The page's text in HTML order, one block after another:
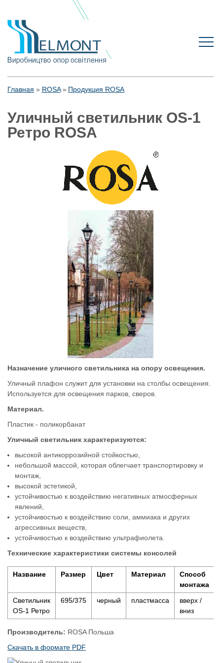
Главная ROSA Продукция ROSA
Уличный светильник OS-1
Ретро ROSA
Назначение уличного светильника на опору освещения.
Уличный плафон служит для установки на столбы освещения.
Используется для освещения парков, сверов.
Материал.
Пластик - поликорбанат
Уличный светильник характеризуются:
высокой антикоррозийной стойкостью,
небольшой массой, которая облегчает транспортировку и
монтаж,
высокой эстетикой,
устойчивостью к воздействию негативных атмосферных
явлений,
устойчивостью к воздействию соли, аммиака и других
агрессивных веществ,
устойчивостью к воздействию ультрафиолета.
Технические характеристики системы консолей
Название Размер Цвет Материал
Способ
монтажа
Светильник
OS-1 Ретро
695/375 черный пластмасса
вверх /
вниз
Производитель: ROSA Польша
Скачать в формате PDF